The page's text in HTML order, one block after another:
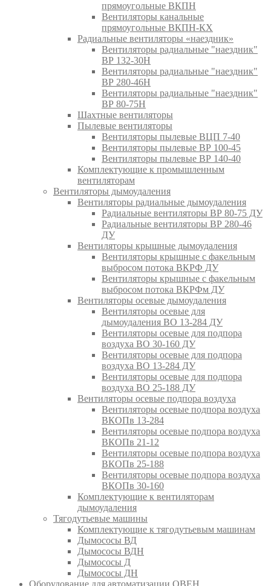
прямоугольные ВКПН
Вентиляторы канальные
прямоугольные ВКПН-КХ
Радиальные вентиляторы «наездник»
Вентиляторы радиальные "наездник"
ВР 132-30Н
Вентиляторы радиальные "наездник"
ВР 280-46Н
Вентиляторы радиальные "наездник"
ВР 80-75Н
Шахтные вентиляторы
Пылевые вентиляторы
Вентиляторы пылевые ВЦП 7-40
Вентиляторы пылевые ВР 100-45
Вентиляторы пылевые ВР 140-40
Комплектующие к промышленным
вентиляторам
Вентиляторы дымоудаления
Вентиляторы радиальные дымоудаления
Радиальные вентиляторы ВР 80-75 ДУ
Радиальные вентиляторы ВР 280-46
ДУ
Вентиляторы крышные дымоудаления
Вентиляторы крышные с факельным
выбросом потока ВКРФ ДУ
Вентиляторы крышные с факельным
выбросом потока ВКРФм ДУ
Вентиляторы осевые дымоудаления
Вентиляторы осевые для
дымоудаления ВО 13-284 ДУ
Вентиляторы осевые для подпора
воздуха ВО 30-160 ДУ
Вентиляторы осевые для подпора
воздуха ВО 13-284 ДУ
Вентиляторы осевые для подпора
воздуха ВО 25-188 ДУ
Вентиляторы осевые подпора воздуха
Вентиляторы осевые подпора воздуха
ВКОПв 13-284
Вентиляторы осевые подпора воздуха
ВКОПв 21-12
Вентиляторы осевые подпора воздуха
ВКОПв 25-188
Вентиляторы осевые подпора воздуха
ВКОПв 30-160
Комплектующие к вентиляторам
дымоудаления
Тягодутьевые машины
Комплектующие к тягодутьевым машинам
Дымососы ВД
Дымососы ВДН
Дымососы Д
Дымососы ДН
Оборудование для автоматизации ОВЕН